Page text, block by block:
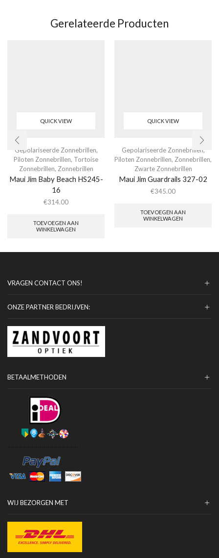
Gerelateerde Producten
QUICK VIEW
Gepolariseerde Zonnebrillen,
Piloten Zonnebrillen, Tortoise
Zonnebrillen, Zonnebrillen
Maui Jim Baby Beach HS245-
16
€314.00
TOEVOEGEN AAN
WINKELWAGEN
QUICK VIEW
Gepolariseerde Zonnebrillen,
Piloten Zonnebrillen, Zonnebrillen,
Zwarte Zonnebrillen
Maui Jim Guardrails 327-02
€345.00
TOEVOEGEN AAN
WINKELWAGEN
VRAGEN CONTACT ONS!
ONZE PARTNER BEDRIJVEN:
BETAALMETHODEN
WIJ BEZORGEN MET